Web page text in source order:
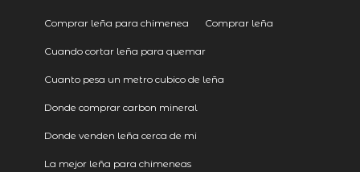
Comprar leña para chimenea Comprar leña
Cuando cortar leña para quemar
Cuanto pesa un metro cubico de leña
Donde comprar carbon mineral
Donde venden leña cerca de mi
La mejor leña para chimeneas